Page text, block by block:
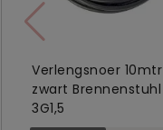
Verlengsnoer 10mtr
zwart Brennenstuhl
3G1,5